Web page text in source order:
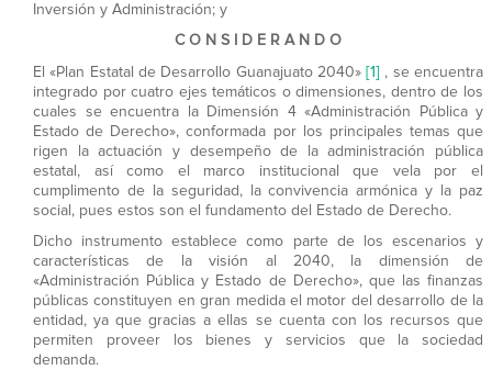
Inversión y Administración; y
C O N S I D E R A N D O
El «Plan Estatal de Desarrollo Guanajuato 2040» [1] , se encuentra
integrado por cuatro ejes temáticos o dimensiones, dentro de los
cuales se encuentra la Dimensión 4 «Administración Pública y
Estado de Derecho», conformada por los principales temas que
rigen la actuación y desempeño de la administración pública
estatal, así como el marco institucional que vela por el
cumplimento de la seguridad, la convivencia armónica y la paz
social, pues estos son el fundamento del Estado de Derecho.
Dicho instrumento establece como parte de los escenarios y
características de la visión al 2040, la dimensión de
«Administración Pública y Estado de Derecho», que las finanzas
públicas constituyen en gran medida el motor del desarrollo de la
entidad, ya que gracias a ellas se cuenta con los recursos que
permiten proveer los bienes y servicios que la sociedad
demanda.